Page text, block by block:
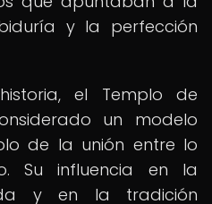
y la perfección
el Templo de
un modelo
de la unión entre lo
Su influencia en la
y en la tradición